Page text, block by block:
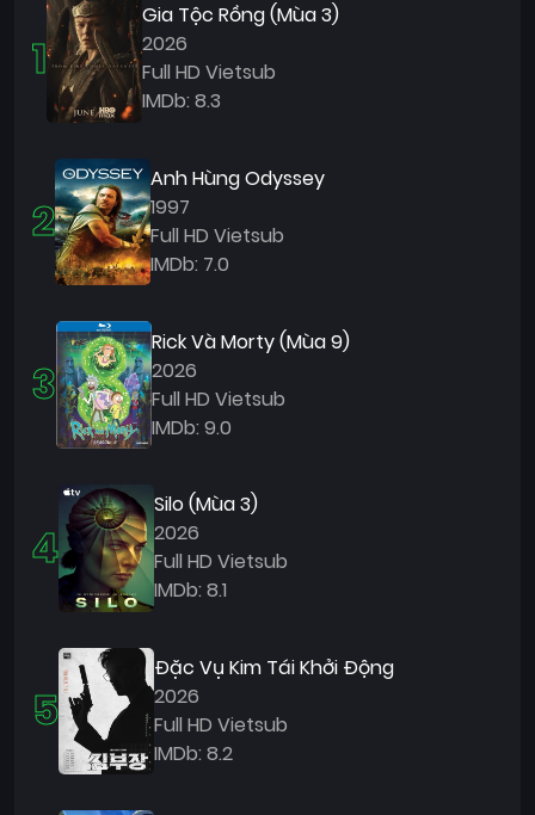
1
Gia Tộc Rồng (Mùa 3)
2026
Full HD Vietsub
IMDb: 8.3
2
Anh Hùng Odyssey
1997
Full HD Vietsub
IMDb: 7.0
3
Rick Và Morty (Mùa 9)
2026
Full HD Vietsub
IMDb: 9.0
4
Silo (Mùa 3)
2026
Full HD Vietsub
IMDb: 8.1
5
Đặc Vụ Kim Tái Khởi Động
2026
Full HD Vietsub
IMDb: 8.2